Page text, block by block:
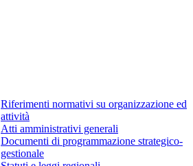
Riferimenti normativi su organizzazione ed
attività
Atti amministrativi generali
Documenti di programmazione strategico-
gestionale